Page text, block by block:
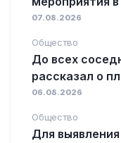
07.08.2026
Общество
До всех
рассказал о
06.08.2026
Общество
Для